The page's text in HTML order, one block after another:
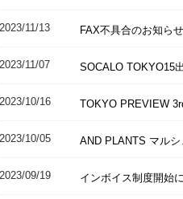
2023/11/13 FAX不具合のお知らせ
2023/11/07 SOCALO TOKYO15
2023/10/16 TOKYO PREVIEW
2023/10/05 AND PLANTS マル
2023/09/19 インボイス制度開始